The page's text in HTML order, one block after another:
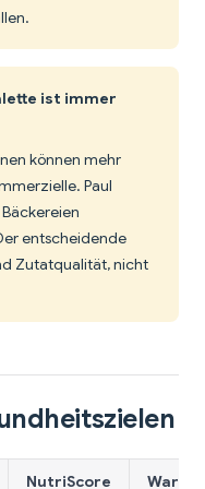
ist immer
können mehr
Paul
entscheidende
Zutatqualität, nicht
NutriScore